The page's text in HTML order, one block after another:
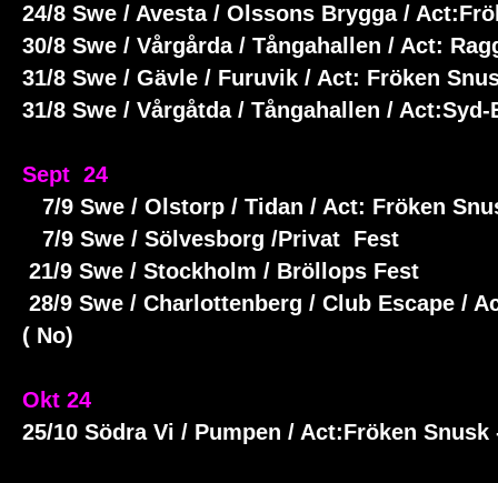
24/8 Swe / Avesta / Olssons Brygga /
30/8 Swe / Vårgårda / Tångahallen / Act:
31/8 Swe / Gävle / Furuvik / Act: Fröken
31/8 Swe / Vårgåtda / Tångahallen /
Sept 24
7/9 Swe / Olstorp / Tidan / Act: Fröken
7/9 Swe / Sölvesborg /Privat Fest
21/9 Swe / Stockholm / Bröllops Fest
28/9 Swe / Charlottenberg / Club Escape /
( No)
Okt 24
25/10 Södra Vi / Pumpen / Act:Fröken